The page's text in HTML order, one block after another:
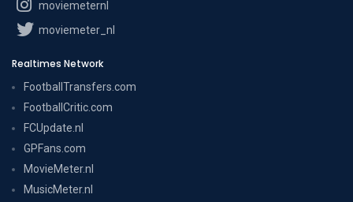
moviemeternl
moviemeter_nl
Realtimes Network
FootballTransfers.com
FootballCritic.com
FCUpdate.nl
GPFans.com
MovieMeter.nl
MusicMeter.nl